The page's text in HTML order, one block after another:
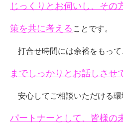
じっくりとお伺いし、その
策を共に考える ことです。
打合せ時間には余裕をもって
までしっかりとお話しさせ
安心してご相談いただける環
パートナーとして、皆様の